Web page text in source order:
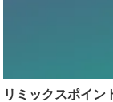
リミックスポイン